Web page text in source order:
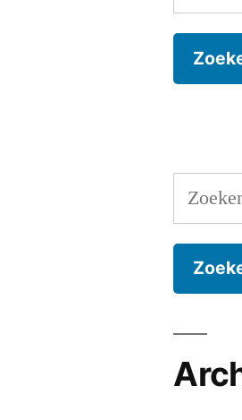
naar:
Zoeken
naar: